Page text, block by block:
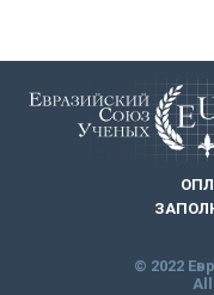
© 2022
All